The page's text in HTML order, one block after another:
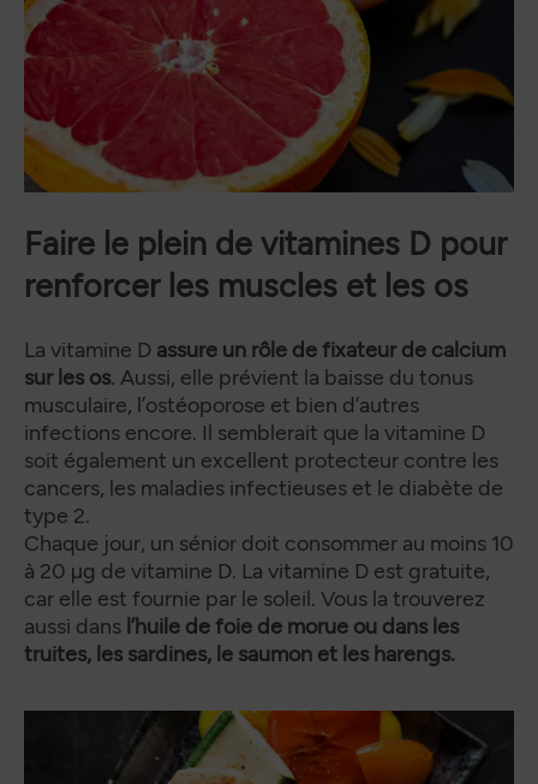
Faire le plein de vitamines D pour
renforcer les muscles et les os
La vitamine D assure un rôle de fixateur de calcium
sur les os. Aussi, elle prévient la baisse du tonus
musculaire, l’ostéoporose et bien d’autres
infections encore. Il semblerait que la vitamine D
soit également un excellent protecteur contre les
cancers, les maladies infectieuses et le diabète de
type 2.
Chaque jour, un sénior doit consommer au moins 10
à 20 µg de vitamine D. La vitamine D est gratuite,
car elle est fournie par le soleil. Vous la trouverez
aussi dans l’huile de foie de morue ou dans les
truites, les sardines, le saumon et les harengs.